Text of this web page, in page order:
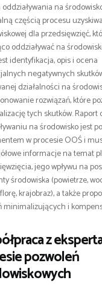
na
częścią procesu
dla przedsięwzięć,
oddziaływać na
identyfikacja, opis i ocena
negatywnych
działalności na
rozwiązań, które
tych skutków. Raport
na środowisko jest
w procesie OOŚ i
informacje na temat
jego wpływu na
środowiska (powietrze,
krajobraz), a także
minimalizujących i
z
pozwoleń